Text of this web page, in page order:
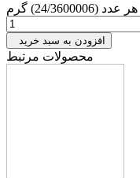
هر عدد (24/3600006) گرم
افزودن به سبد خرید
محصولات مرتبط